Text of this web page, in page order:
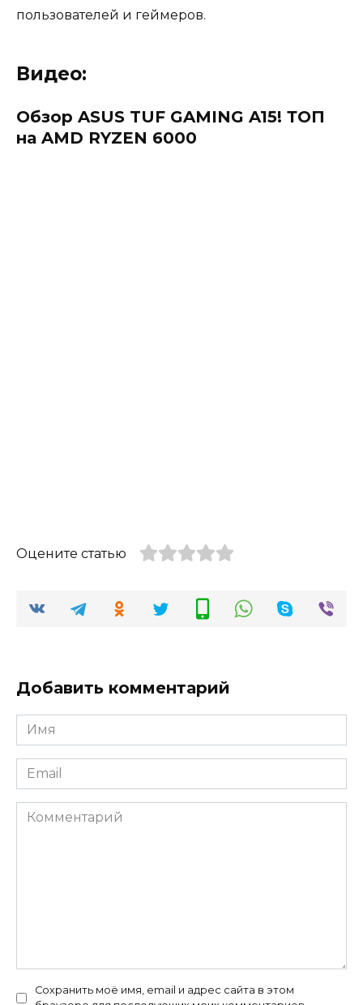
пользователей и геймеров.
Видео:
Обзор ASUS TUF GAMING A15! ТОП
на AMD RYZEN 6000
Оцените статью
Добавить комментарий
Имя
*
Email
*
Комментарий
Сохранить моё имя, email и адрес сайта в этом